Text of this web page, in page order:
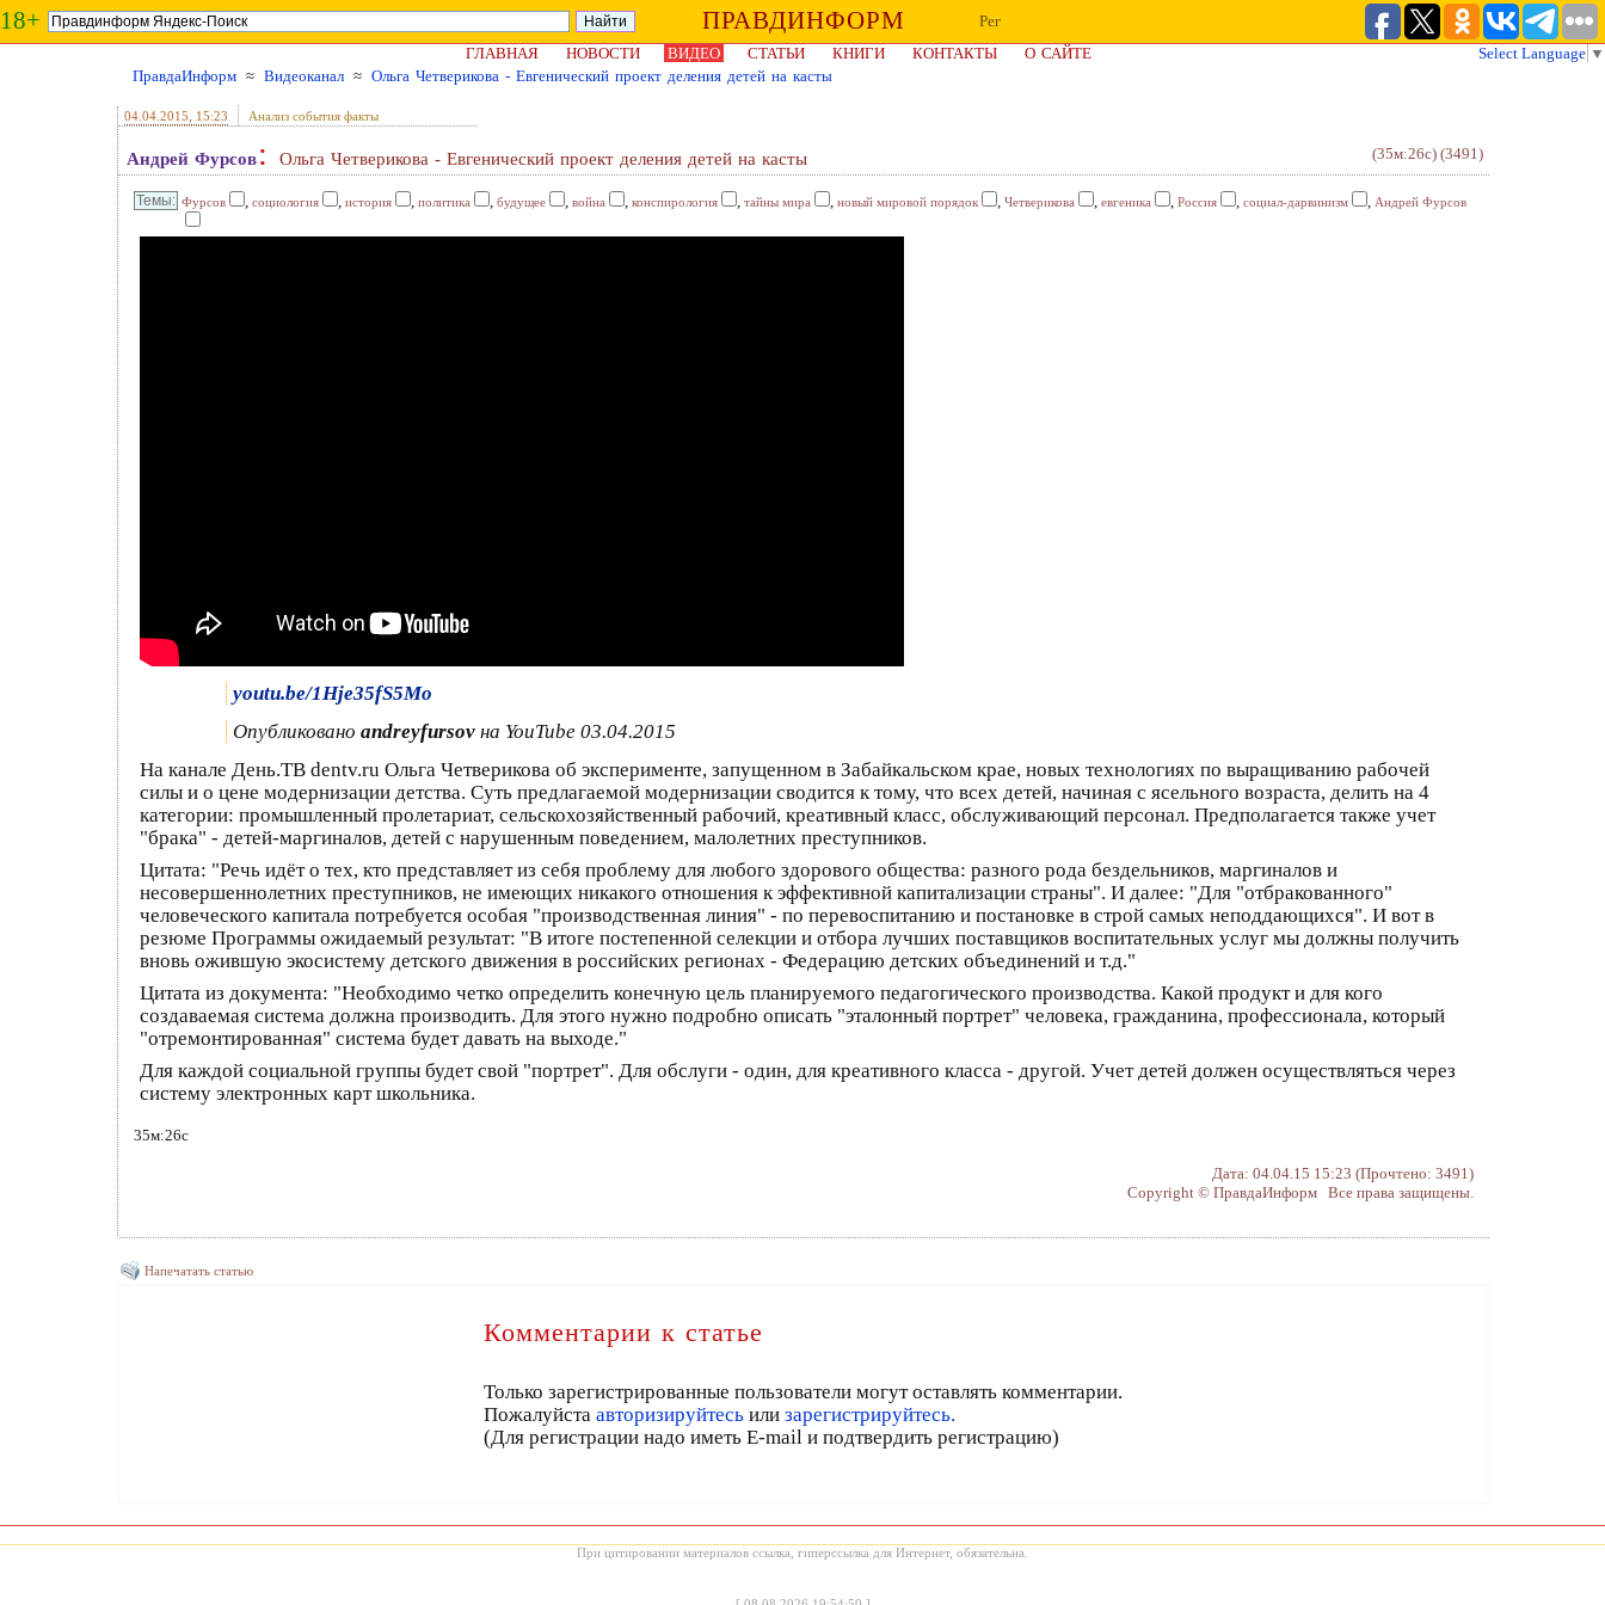
18+ ПРАВДИНФОРМ
Рег
ГЛАВНАЯ
НОВОСТИ ВИДЕО СТАТЬИ КНИГИ КОНТАКТЫ О САЙТЕ Select Language ▼
ПравдаИнформ ≈ Видеоканал ≈ Ольга Четверикова - Евгенический проект деления детей на касты
04.04.2015 , 15:23 Анализ события факты
Андрей Фурсов: Ольга Четверикова - Евгенический проект деления детей на касты (35м:26с) (3491)
Фурсов , социология , история , политика , будущее , война , конспирология , тайны мира , новый мировой порядок , Четверикова , евгеника , Россия , социал-дарвинизм , Андрей Фурсов
youtu.be/1Hje35fS5Mo
Опубликовано andreyfursov на YouTube 03.04.2015
На канале День.ТВ dentv.ru Ольга Четверикова об эксперименте, запущенном в Забайкальском крае, новых технологиях по выращиванию рабочей
силы и о цене модернизации детства. Суть предлагаемой модернизации сводится к тому, что всех детей, начиная с ясельного возраста, делить на 4
категории: промышленный пролетариат, сельскохозяйственный рабочий, креативный класс, обслуживающий персонал. Предполагается также учет
"брака" - детей-маргиналов, детей с нарушенным поведением, малолетних преступников.
Цитата: "Речь идёт о тех, кто представляет из себя проблему для любого здорового общества: разного рода бездельников, маргиналов и
несовершеннолетних преступников, не имеющих никакого отношения к эффективной капитализации страны". И далее: "Для "отбракованного"
человеческого капитала потребуется особая "производственная линия" - по перевоспитанию и постановке в строй самых неподдающихся". И вот в
резюме Программы ожидаемый результат: "В итоге постепенной селекции и отбора лучших поставщиков воспитательных услуг мы должны получить
вновь ожившую экосистему детского движения в российских регионах - Федерацию детских объединений и т.д."
Цитата из документа: "Необходимо четко определить конечную цель планируемого педагогического производства. Какой продукт и для кого
создаваемая система должна производить. Для этого нужно подробно описать "эталонный портрет" человека, гражданина, профессионала, который
"отремонтированная" система будет давать на выходе."
Для каждой социальной группы будет свой "портрет". Для обслуги - один, для креативного класса - другой. Учет детей должен осуществляться через
систему электронных карт школьника.
35м:26с
Дата: 04.04.15 15:23 (Прочтено: 3491)
Copyright © ПравдаИнформ Все права защищены.
Напечатать статью
Комментарии к статье
Только зарегистрированные пользователи могут оставлять комментарии.
Пожалуйста авторизируйтесь или зарегистрируйтесь.
(Для регистрации надо иметь E-mail и подтвердить регистрацию)
При цитировании материалов ссылка, гиперссылка для Интернет, обязательна.